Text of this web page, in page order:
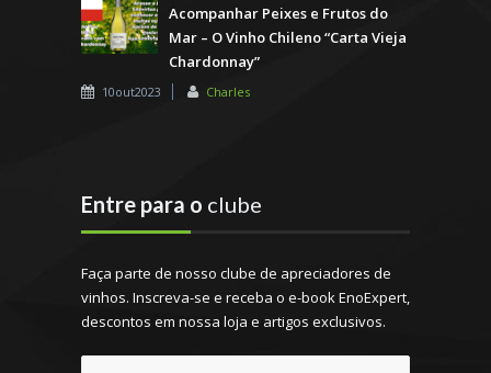
Acompanhar Peixes e Frutos do
Mar – O Vinho Chileno “Carta Vieja
Chardonnay”
10out2023 Charles
Entre para o clube
Faça parte de nosso clube de apreciadores de
vinhos. Inscreva-se e receba o e-book EnoExpert,
descontos em nossa loja e artigos exclusivos.